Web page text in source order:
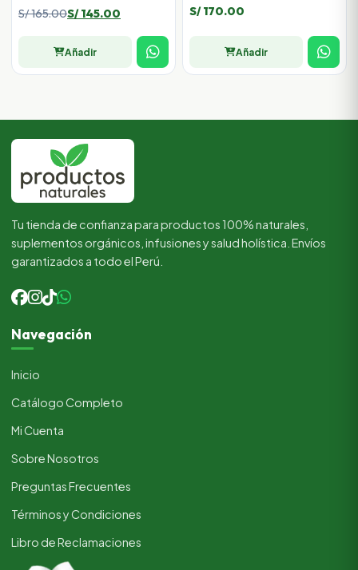
S/165.00
El
original
S/145.00
El
actual
Añadir
S/170.00
Añadir
Tu tienda de confianza para productos 100% naturales,
suplementos orgánicos, infusiones y salud holística. Envíos
garantizados a todo el Perú.
Navegación
Inicio
Catálogo Completo
Mi Cuenta
Sobre Nosotros
Preguntas Frecuentes
Términos y Condiciones
Libro de Reclamaciones